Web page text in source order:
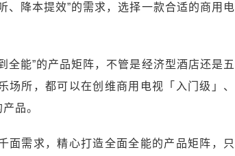
、降本提效”的需求，选择一款合适的商用电
能”的产品矩阵，不管是经济型酒店还是五
所，都可以在创维商用电视「入门级」、
品。
面需求，精心打造全面全能的产品矩阵，只